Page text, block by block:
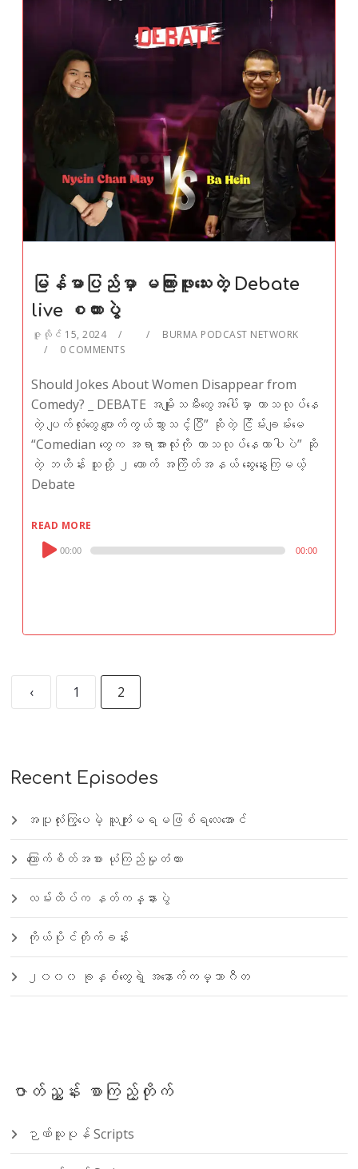
မြန်မာပြည်မှာ မကြားဖူးသေးတဲ့ Debate
live စကားပွဲ
ဇူလိုင် 15, 2024
BURMA PODCAST NETWORK
0 COMMENTS
Should Jokes About Women Disappear from
Comedy? _ DEBATE အမျိုးသမီးတွေအပေါ်မှာ ဟာသလုပ်နေ
တဲ့ ပျက်လုံးတွေ ပျောက်ကွယ်သွားသင့်ပြီ” ဆိုတဲ့ ငြိမ်းချမ်းမေ
“Comedian တွေက အရာအားလုံးကို ဟာသလုပ်နေတာပါပဲ” ဆို
တဲ့ ဘဟိန်း သူတို့ ၂ ယောက် အကြိတ်အနယ် ဆွေးနွေးကြမယ့်
Debate
READ MORE
Audio
Player
00:00 00:00
‹ 1 2
Recent Episodes
အပူလုံးကြွပေမဲ့ ယူကျုံးမရမဖြစ်ရလေအောင်
ကြောက်စိတ်အစား ယုံကြည်မှုတံတား
လမ်းထိပ်က နတ်ကန္နားပွဲ
ကိုယ်ပိုင်တိုက်ခန်း
၂၀၀၀ ခုနှစ်တွေရဲ့ အနောက်ကမ္ဘာဂီတ
ဇာတ်ညွှန်း စာကြည့်တိုက်
ဉာဏ်သူပုန် Scripts